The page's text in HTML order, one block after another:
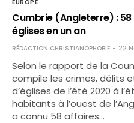
EUROPE
Cumbrie (Angleterre) :
églises en un an
RÉDACTION CHRISTIANOPHOBIE 22
Selon le rapport de la
compile les crimes, délits
d’églises de l’été 2020 à
habitants à l’ouest de
a connu 58 affaires…